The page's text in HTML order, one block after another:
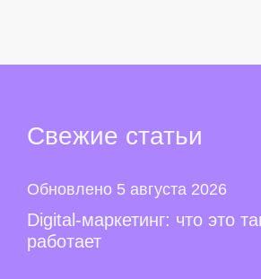
Свежие статьи
Обновлено 5 августа 2026
Digital-маркетинг: что это
работает